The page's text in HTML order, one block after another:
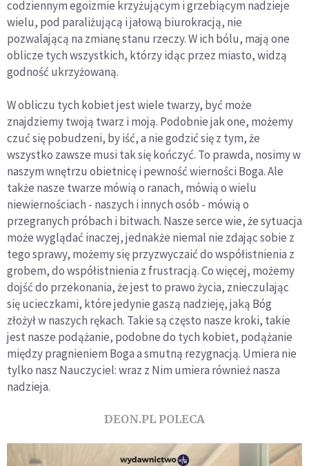
codziennym egoizmie krzyżującym i grzebiącym nadzieje
wielu, pod paraliżującą i jałową biurokracją, nie
pozwalającą na zmianę stanu rzeczy. W ich bólu, mają one
oblicze tych wszystkich, którzy idąc przez miasto, widzą
godność ukrzyżowaną.
W obliczu tych kobiet jest wiele twarzy, być może
znajdziemy twoją twarz i moją. Podobnie jak one, możemy
czuć się pobudzeni, by iść, a nie godzić się z tym, że
wszystko zawsze musi tak się kończyć. To prawda, nosimy w
naszym wnętrzu obietnicę i pewność wierności Boga. Ale
także nasze twarze mówią o ranach, mówią o wielu
niewiernościach - naszych i innych osób - mówią o
przegranych próbach i bitwach. Nasze serce wie, że sytuacja
może wyglądać inaczej, jednakże niemal nie zdając sobie z
tego sprawy, możemy się przyzwyczaić do współistnienia z
grobem, do współistnienia z frustracją. Co więcej, możemy
dojść do przekonania, że jest to prawo życia, znieczulając
się ucieczkami, które jedynie gaszą nadzieję, jaką Bóg
złożył w naszych rękach. Takie są często nasze kroki, takie
jest nasze podążanie, podobne do tych kobiet, podążanie
między pragnieniem Boga a smutną rezygnacją. Umiera nie
tylko nasz Nauczyciel: wraz z Nim umiera również nasza
nadzieja.
DEON.PL POLECA